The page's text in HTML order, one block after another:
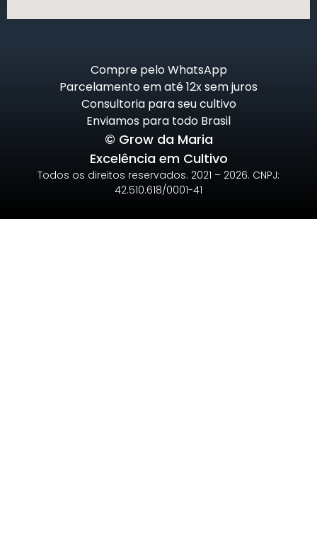
Compre pelo WhatsApp
Parcelamento em até 12x sem juros
Consultoria para seu cultivo
Enviamos para todo Brasil
© Grow da Maria
Excelência em Cultivo
Todos os direitos reservados. 2021 – 2026. CNPJ:
42.510.618/0001-41